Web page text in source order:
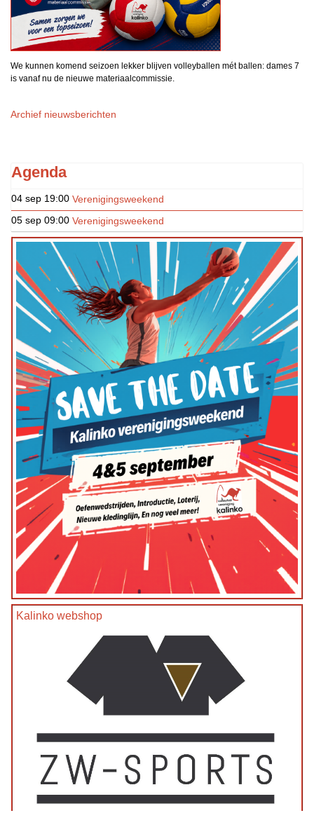
We kunnen komend seizoen lekker blijven volleyballen mét ballen: dames 7
is vanaf nu de nieuwe materiaalcommissie.
Archief nieuwsberichten
Agenda
04 sep 19:00 Verenigingsweekend
05 sep 09:00 Verenigingsweekend
Kalinko webshop